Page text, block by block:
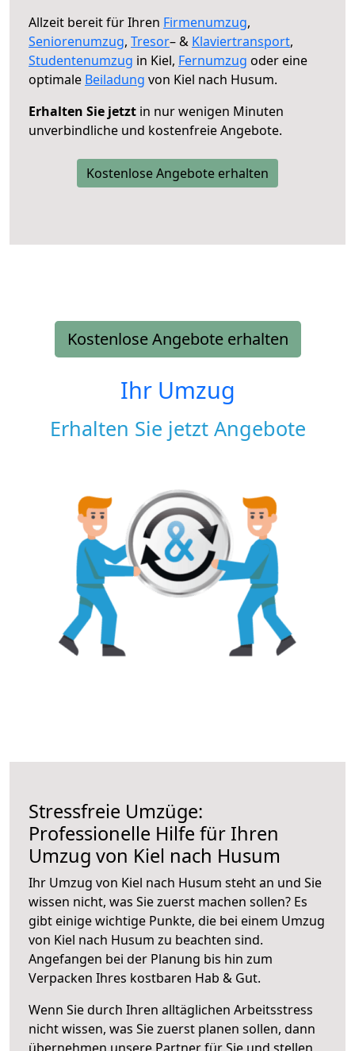
Allzeit bereit für Ihren Firmenumzug,
Seniorenumzug, Tresor– & Klaviertransport,
Studentenumzug in Kiel, Fernumzug oder eine
optimale Beiladung von Kiel nach Husum.
Erhalten Sie jetzt in nur wenigen Minuten
unverbindliche und kostenfreie Angebote.
Kostenlose Angebote erhalten
Kostenlose Angebote erhalten
Ihr Umzug
Erhalten Sie jetzt Angebote
Stressfreie Umzüge:
Professionelle Hilfe für Ihren
Umzug von Kiel nach Husum
Ihr Umzug von Kiel nach Husum steht an und Sie
wissen nicht, was Sie zuerst machen sollen? Es
gibt einige wichtige Punkte, die bei einem Umzug
von Kiel nach Husum zu beachten sind.
Angefangen bei der Planung bis hin zum
Verpacken Ihres kostbaren Hab & Gut.
Wenn Sie durch Ihren alltäglichen Arbeitsstress
nicht wissen, was Sie zuerst planen sollen, dann